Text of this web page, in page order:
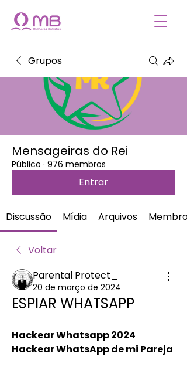
Grupos
Mensageiras do Rei
Público · 976 membros
Entrar
Discussão Mídia Arquivos Membros
Voltar
Parental Protect_
20 de março de 2024
ESPIAR WHATSAPP
Hackear Whatsapp 2024
Hackear WhatsApp de mi Pareja